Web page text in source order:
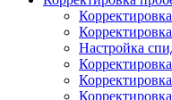
Настройка